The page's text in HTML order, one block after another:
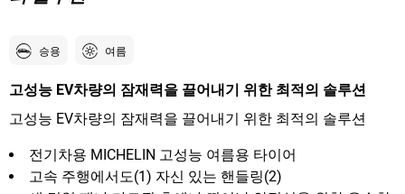
승용 여름
고성능 EV차량의 잠재력을 끌어내기 위한 최적의 솔루션
고성능 EV차량의 잠재력을 끌어내기 위한 최적의 솔루션
전기차용 MICHELIN 고성능 여름용 타이어
고속 주행에서도(1) 자신 있는 핸들링(2)